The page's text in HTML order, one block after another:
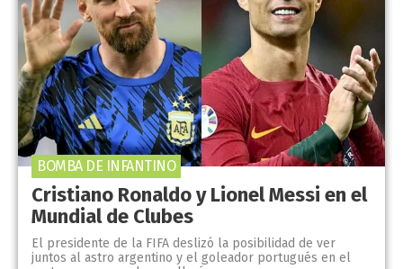
Cristiano Ronaldo y Lionel Messi en el
Mundial de Clubes
El presidente de la FIFA deslizó la posibilidad de ver
juntos al astro argentino y el goleador portugués en el
BOMBA DE INFANTINO